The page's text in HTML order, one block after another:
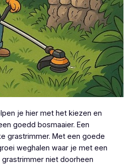
je hier met het kiezen en
goedd bosmaaier. Een
grastrimmer. Met een goede
weghalen waar je met een
niet doorheen